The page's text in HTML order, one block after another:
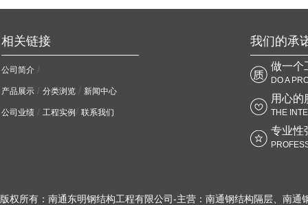
相关链接
公司简介 /
产品展示 / 分类浏览 / 新闻中心
公司业绩 / 工程实例 / 联系我们
我们的承
做一个
DO A
用心的
THE
专业性
版权所有：南通东明钢结构工程有限公司-主营：南通钢结构隔层、南